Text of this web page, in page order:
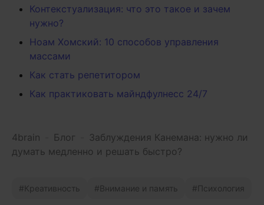
Контекстуализация: что это такое и зачем
нужно?
Ноам Хомский: 10 способов управления
массами
Как стать репетитором
Как практиковать майндфулнесс 24/7
4brain Блог
Заблуждения Канемана: нужно ли
думать медленно и решать быстро?
Креативность Внимание и память Психология